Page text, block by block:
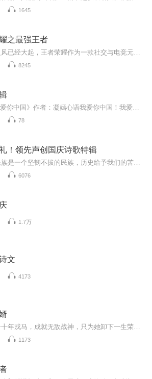
1645
之最强王者
8245
78
！领先声创国庆诗歌特辑
6076
1.7万
文
4173
1173